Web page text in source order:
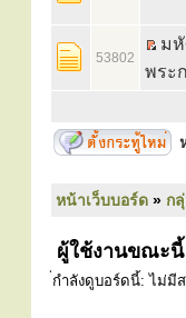
53802
มหั
พระ
หน้าเว็บบอร์ด » ก
ผู้ใช้งานขณะนี้
กำลังดูบอร์ดนี้: ไม่มี